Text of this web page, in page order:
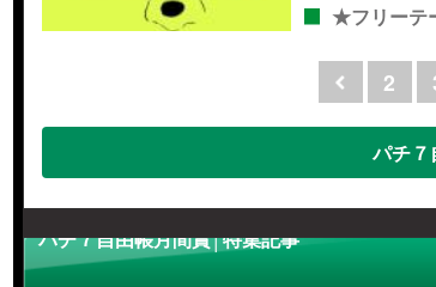
★フリーテ
2
パチ７
パチ７自由帳月間賞│特集記事